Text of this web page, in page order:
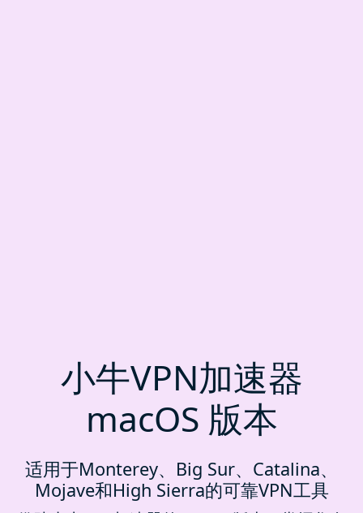
小牛VPN加速器
macOS 版本
适用于Monterey、Big Sur、Catalina、
Mojave和High Sierra的可靠VPN工具